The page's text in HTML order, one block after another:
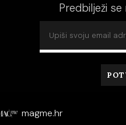
Predbilježi
magme.hr